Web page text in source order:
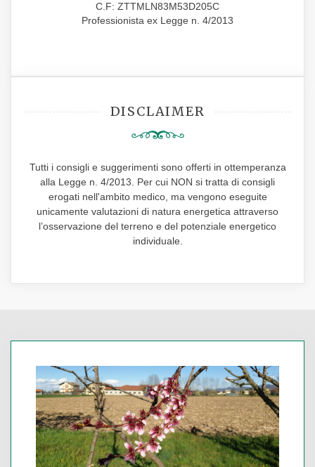
C.F: ZTTMLN83M53D205C
Professionista ex Legge n. 4/2013
DISCLAIMER
Tutti i consigli e suggerimenti sono offerti in ottemperanza
alla Legge n. 4/2013. Per cui NON si tratta di consigli
erogati nell'ambito medico, ma vengono eseguite
unicamente valutazioni di natura energetica attraverso
l’osservazione del terreno e del potenziale energetico
individuale.